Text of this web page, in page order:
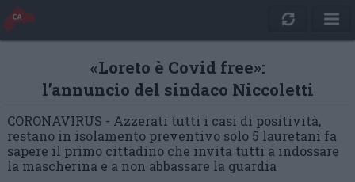
«Loreto è Covid free»:
l’annuncio del sindaco Niccoletti
CORONAVIRUS - Azzerati tutti i casi di positività,
restano in isolamento preventivo solo 5 lauretani fa
sapere il primo cittadino che invita tutti a indossare
la mascherina e a non abbassare la guardia